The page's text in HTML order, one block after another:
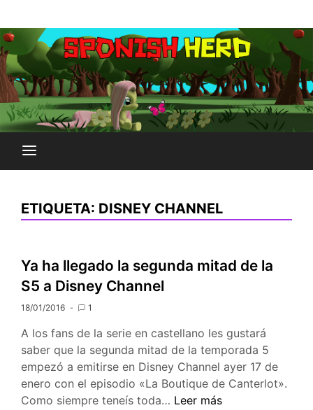
al
contenido
SPONISH HERD
ETIQUETA: DISNEY CHANNEL
Ya ha llegado la segunda mitad de la
S5 a Disney Channel
18/01/2016 1
A los fans de la serie en castellano les gustará
saber que la segunda mitad de la temporada 5
empezó a emitirse en Disney Channel ayer 17 de
enero con el episodio «La Boutique de Canterlot».
Como siempre teneís toda… Ya
Leer más